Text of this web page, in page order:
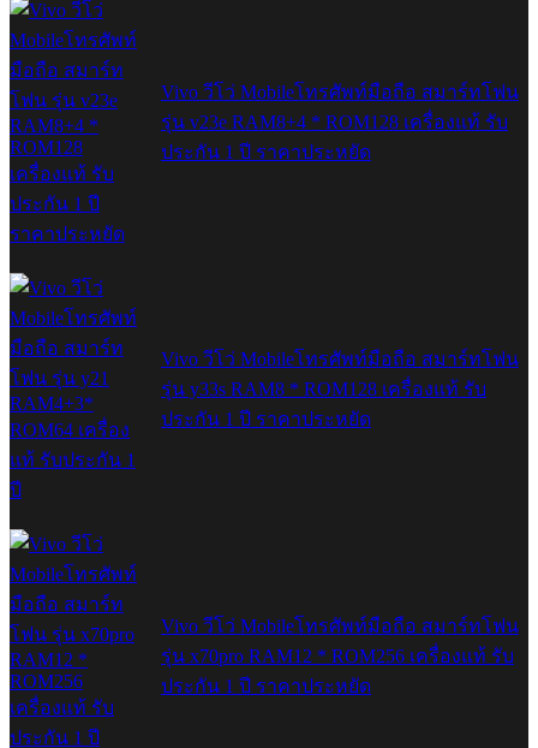
Vivo วีโว่ Mobileโทรศัพท์มือถือ สมาร์ทโฟน
รุ่น v23e RAM8+4 * ROM128 เครื่องแท้ รับ
ประกัน 1 ปี ราคาประหยัด
Vivo วีโว่ Mobileโทรศัพท์มือถือ สมาร์ทโฟน
รุ่น y33s RAM8 * ROM128 เครื่องแท้ รับ
ประกัน 1 ปี ราคาประหยัด
Vivo วีโว่ Mobileโทรศัพท์มือถือ สมาร์ทโฟน
รุ่น x70pro RAM12 * ROM256 เครื่องแท้ รับ
ประกัน 1 ปี ราคาประหยัด